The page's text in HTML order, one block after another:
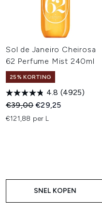
Sol de Janeiro Cheirosa
62 Perfume Mist 240ml
25% KORTING
4.8 (4925)
Recommended Retail Price:
€39,00Huidige prijs:
€29,25
€121,88 per L
SNEL KOPEN